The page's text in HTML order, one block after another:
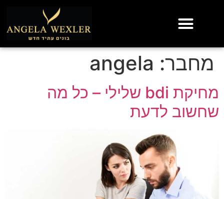
מחבר: angela
מחיקת bdi שלילי – כל מה
שחשוב לדעת